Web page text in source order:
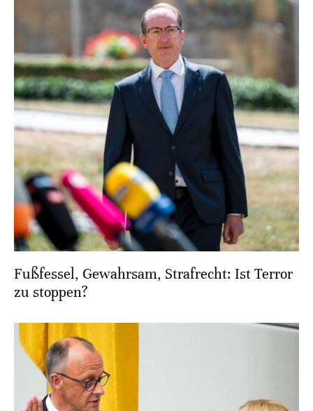
Fußfessel, Gewahrsam, Strafrecht: Ist Terror
zu stoppen?